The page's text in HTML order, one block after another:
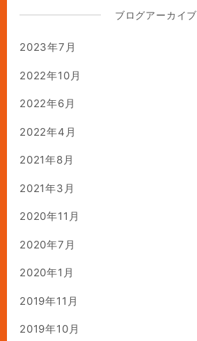
ブログアーカイブ
2023年7月
2022年10月
2022年6月
2022年4月
2021年8月
2021年3月
2020年11月
2020年7月
2020年1月
2019年11月
2019年10月